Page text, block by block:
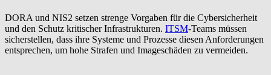
DORA und NIS2 setzen strenge Vorgaben für die Cybersicherheit
und den Schutz kritischer Infrastrukturen. ITSM-Teams müssen
sicherstellen, dass ihre Systeme und Prozesse diesen Anforderungen
entsprechen, um hohe Strafen und Imageschäden zu vermeiden.